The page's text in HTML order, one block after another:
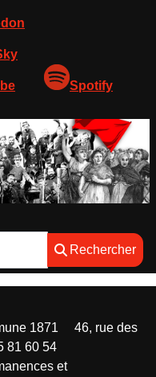
Spotify
Rechercher
1871 46, rue des
81 60 54
et